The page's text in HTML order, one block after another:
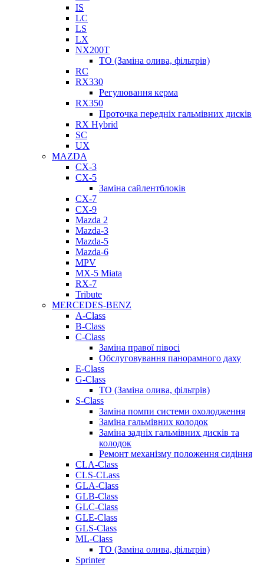
IS
LC
LS
LX
NX200T
ТО (Заміна олива, фільтрів)
RC
RX330
Регулювання керма
RX350
Проточка передніх гальмівних дисків
RX Hybrid
SC
UX
MAZDA
CX-3
CX-5
Заміна сайлентблоків
CX-7
CX-9
Mazda 2
Mazda-3
Mazda-5
Mazda-6
MPV
MX-5 Miata
RX-7
Tribute
MERCEDES-BENZ
A-Class
B-Class
C-Class
Заміна правої півосі
Обслуговування панорамного даху
E-Class
G-Class
ТО (Заміна олива, фільтрів)
S-Class
Заміна помпи системи охолодження
Заміна гальмівних колодок
Заміна задніх гальмівних дисків та
колодок
Ремонт механізму положення сидіння
CLA-Class
CLS-CLass
GLA-Class
GLB-Class
GLC-Class
GLE-Class
GLS-Class
ML-Class
ТО (Заміна олива, фільтрів)
Sprinter